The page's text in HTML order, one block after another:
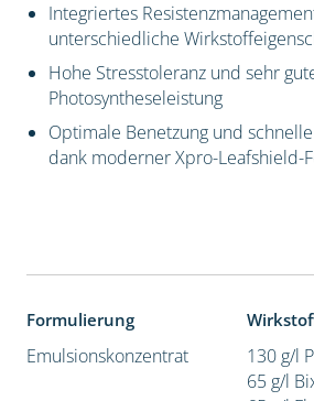
Integriertes
unterschiedliche
Hohe Stresstoleranz und sehr
Photosyntheseleistung
Optimale Benetzung und
dank moderner Xpro-Leafshield-
Formulierung
Emulsionskonzentrat
130 g/l
65 g/l